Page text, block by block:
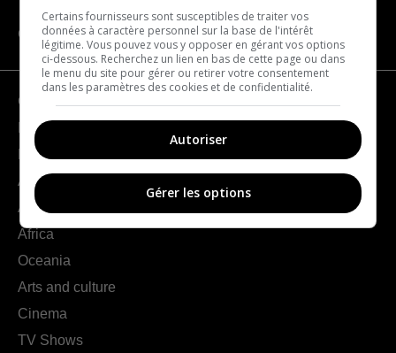
CATEGORIES
Geography
France
Europe
Americas
Asia
Africa
Oceania
Arts and culture
Cinema
TV Shows
Certains fournisseurs sont susceptibles de traiter vos
données à caractère personnel sur la base de l'intérêt
légitime. Vous pouvez vous y opposer en gérant vos options
ci-dessous. Recherchez un lien en bas de cette page ou dans
le menu du site pour gérer ou retirer votre consentement
dans les paramètres des cookies et de confidentialité.
Autoriser
Gérer les options